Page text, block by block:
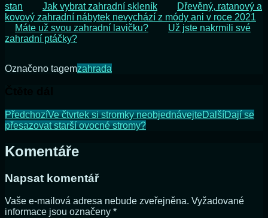
stan Jak vybrat zahradní skleník
Dřevěný, ratanový a
kovový zahradní nábytek nevychází z módy ani v roce 2021
Máte už svou zahradní lavičku?
Už jste nakrmili své
zahradní ptáčky?
Označeno tagemzahrada
PředchozíVe čtvrtek si stromky neobjednávejteDalšíDají se
přesazovat starší ovocné stromy?
Komentáře
Napsat komentář
Vaše e-mailová adresa nebude zveřejněna. Vyžadované
informace jsou označeny *